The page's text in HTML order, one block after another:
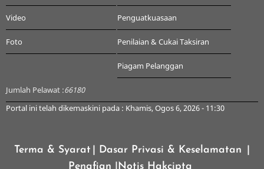
Video
Foto
Penguatkuasaan
Penilaian & Cukai Taksiran
Piagam Pelanggan
Jumlah Pelawat :66180
Portal ini telah dikemaskini pada : Khamis, Ogos 6, 2026 - 11:30
Terma & Syarat | Dasar Privasi & Keselamatan
Penafian
|Notis Hakcipta